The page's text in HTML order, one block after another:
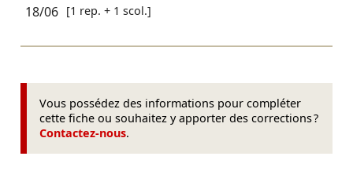
18/06 [1 rep. + 1 scol.]
Vous possédez des informations pour compléter
cette fiche ou souhaitez y apporter des corrections ?
Contactez-nous.